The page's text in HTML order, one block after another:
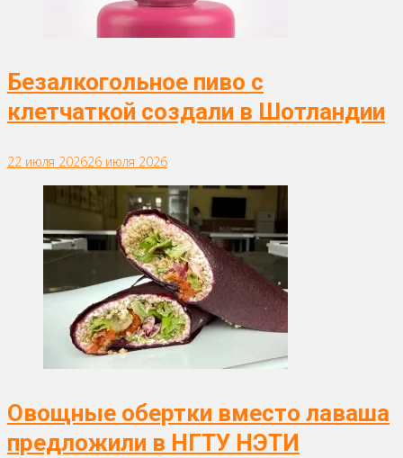
Безалкогольное пиво с
клетчаткой создали в Шотландии
22 июля 202626 июля 2026
Овощные обертки вместо лаваша
предложили в НГТУ НЭТИ